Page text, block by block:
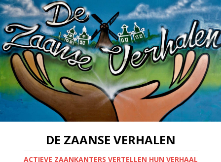
DE ZAANSE VERHALEN
ACTIEVE ZAANKANTERS VERTELLEN HUN VERHAAL